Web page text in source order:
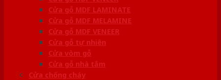
Cửa gỗ MDF LAMINATE
Cửa gỗ MDF MELAMINE
Cửa gỗ MDF VENEER
Cửa gỗ tự nhiên
Cửa vòm gỗ
Cửa gỗ nhà tắm
Cửa chống cháy